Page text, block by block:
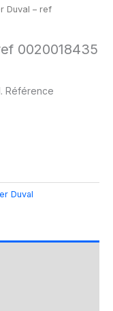
Duval – ref
0020018435
Référence
Duval